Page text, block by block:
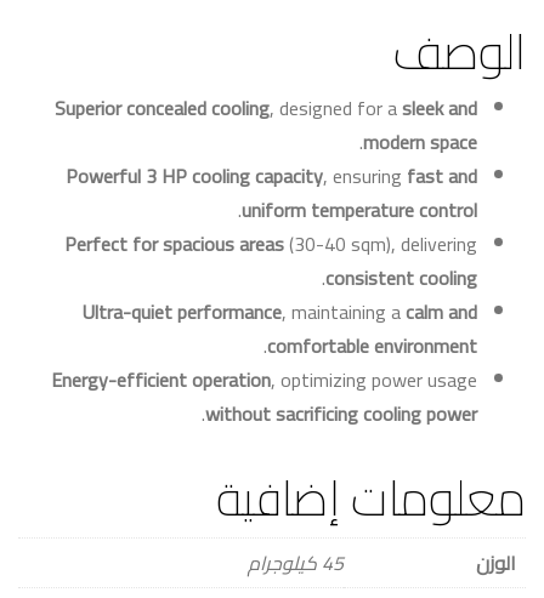
الوصف
Superior concealed cooling, designed for asleek and
modern space
.
Powerful 3 HP cooling capacity, ensuring fast and
uniform temperature control
.
Perfect for spacious areas(30-40 sqm), delivering
consistent cooling
.
Ultra-quiet performance, maintaining acalm and
comfortable environment
.
Energy-efficient operation, optimizing power usage
without sacrificing cooling power
.
معلومات إضافية
الوزن 45 كيلوجرام